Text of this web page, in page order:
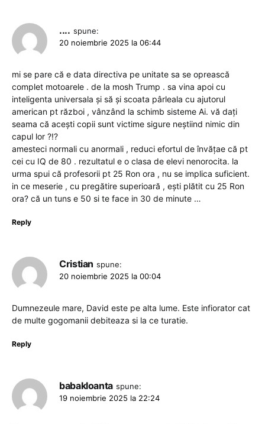
.... spune:
20 noiembrie 2025 la 06:44
mi se pare că e data directiva pe unitate sa se oprească
complet motoarele . de la mosh Trump . sa vina apoi cu
inteligenta universala și să și scoata pârleala cu ajutorul
american pt război , vânzând la schimb sisteme Ai. vă dați
seama că acești copii sunt victime sigure neștiind nimic din
capul lor ?!?
amesteci normali cu anormali , reduci efortul de învățae că pt
cei cu IQ de 80 . rezultatul e o clasa de elevi nenorocita. la
urma spui că profesorii pt 25 Ron ora , nu se implica suficient.
in ce meserie , cu pregătire superioară , ești plătit cu 25 Ron
ora? că un tuns e 50 si te face in 30 de minute …
Reply
Cristian spune:
20 noiembrie 2025 la 00:04
Dumnezeule mare, David este pe alta lume. Este infiorator cat
de multe gogomanii debiteaza si la ce turatie.
Reply
babakloanta spune:
19 noiembrie 2025 la 22:24